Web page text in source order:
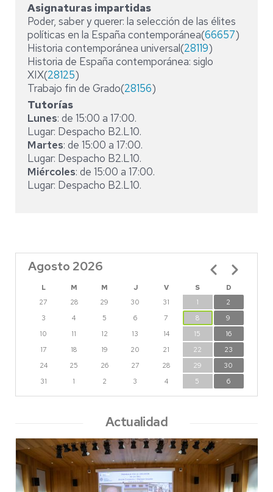
Asignaturas impartidas
Poder, saber y querer: la selección de las élites
políticas en la España contemporánea(66657)
Historia contemporánea universal(28119)
Historia de España contemporánea: siglo
XIX(28125)
Trabajo fin de Grado(28156)
Tutorías
Lunes: de 15:00 a 17:00.
Lugar: Despacho B2.L10.
Martes: de 15:00 a 17:00.
Lugar: Despacho B2.L10.
Miércoles: de 15:00 a 17:00.
Lugar: Despacho B2.L10.
Agosto 2026
L M M J V S
D
27
28 29 30 31 1
2
3
4 5 6 7 8
9
10
11 12 13 14 15
16
17
18 19 20 21 22
23
24
25 26 27 28 29
30
31
1 2 3 4 5 6
Paginación
Actualidad